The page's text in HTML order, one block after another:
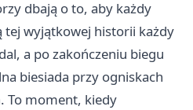
dbają o to, aby każdy
tej wyjątkowej historii każdy
a po zakończeniu biegu
biesiada przy ogniskach
To moment, kiedy